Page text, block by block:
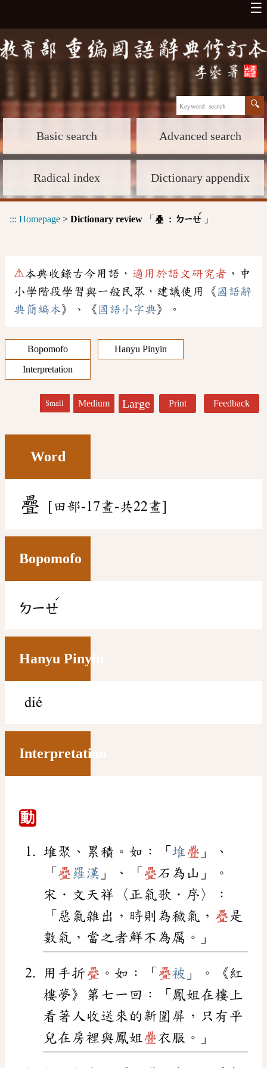
☰
Basic search Advanced search
Radical index Dictionary appendix
::: Homepage > Dictionary review 「 疊 : ㄉㄧㄝ
ˊ
」
⚠本典收錄古今用語， 適用於語文研究者 ，中
小學階段學習與一般民眾，建議使用《 國語辭
典簡編本》、《 國語小字典》。
Bopomofo
Hanyu Pinyin
Interpretation
Small Medium Large Print Feedback
Word
疊 [田部-17畫-共22畫]
Bopomofo
ㄉㄧㄝ
ˊ
Hanyu Pinyin
dié
Interpretation
動
堆聚、累積。如：「 堆 疊 」、
「 疊 羅漢 」、「 疊 石為山」。
宋．文天祥〈正氣歌．序〉：
「惡氣雜出，時則為穢氣， 疊 是
數氣，當之者鮮不為厲。」
用手折疊 。如：「 疊被 」。《紅
樓夢》第七一回：「鳳姐在樓上
看著人收送來的新圍屏，只有平
兒在房裡與鳳姐 疊衣服。」